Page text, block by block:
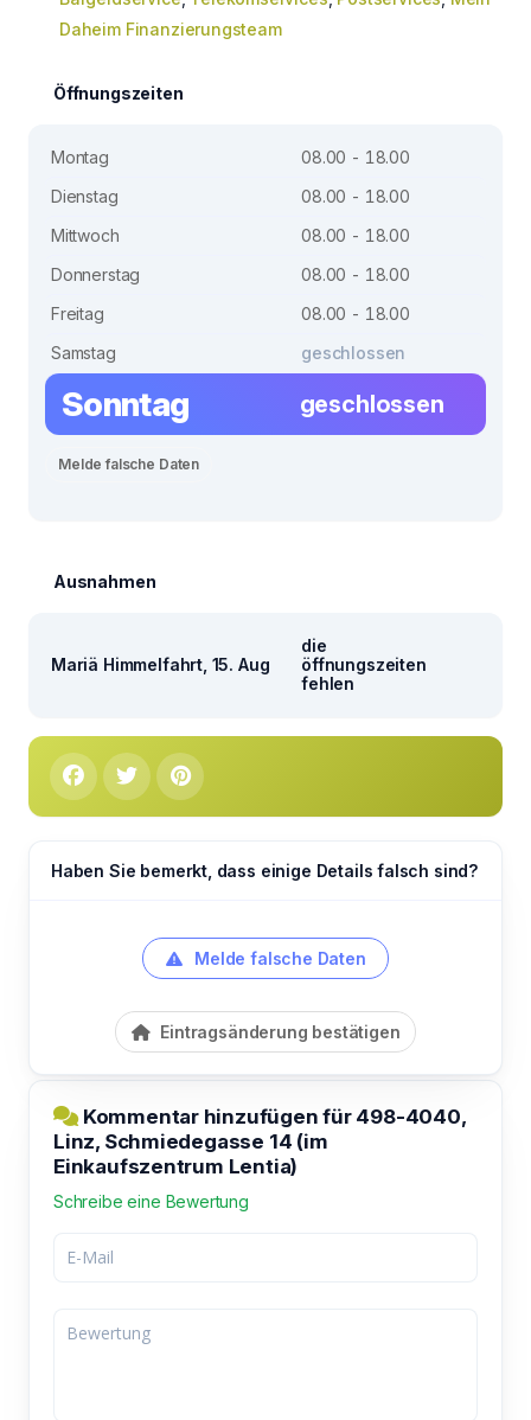
Daheim Finanzierungsteam
Öffnungszeiten
Montag
08.00 - 18.00
Dienstag
08.00 - 18.00
Mittwoch
08.00 - 18.00
Donnerstag
08.00 - 18.00
Freitag
08.00 - 18.00
Samstag
geschlossen
Sonntag geschlossen
Melde falsche Daten
Ausnahmen
Mariä Himmelfahrt, 15. Aug
die
öffnungszeiten
fehlen
Haben Sie bemerkt, dass einige Details falsch sind?
Melde falsche Daten
Eintragsänderung bestätigen
Kommentar hinzufügen für 498-4040,
Linz, Schmiedegasse 14 (im
Einkaufszentrum Lentia)
Schreibe eine Bewertung